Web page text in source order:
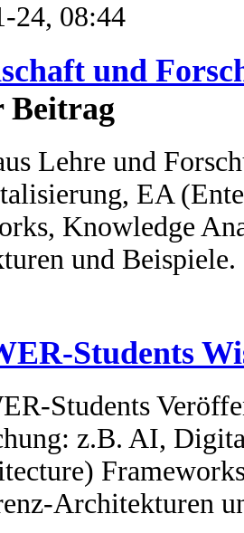
24, 08:44
und
Beitrag
Lehre und
EA
Knowledge
und Beispiele.
Students
Students
z.B. AI,
Architekturen